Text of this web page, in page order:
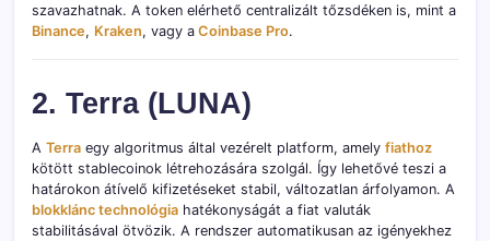
szavazhatnak. A token elérhető centralizált tőzsdéken is, mint a
Binance, Kraken, vagy a Coinbase Pro.
2. Terra (LUNA)
A Terra egy algoritmus által vezérelt platform, amely fiathoz
kötött stablecoinok létrehozására szolgál. Így lehetővé teszi a
határokon átívelő kifizetéseket stabil, változatlan árfolyamon. A
blokklánc technológia hatékonyságát a fiat valuták
stabilitásával ötvözik. A rendszer automatikusan az igényekhez